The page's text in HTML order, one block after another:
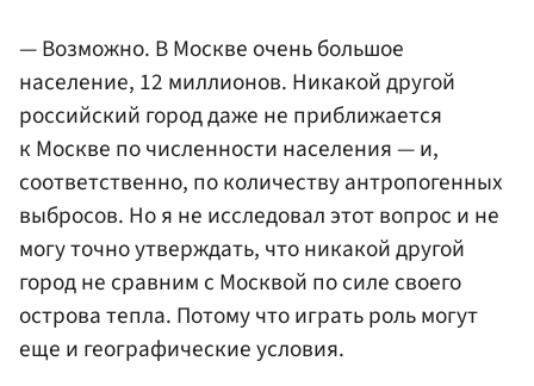
— Возможно. В Москве очень большое
население, 12 миллионов. Никакой другой
российский город даже не приближается
к Москве по численности населения — и,
соответственно, по количеству антропогенных
выбросов. Но я не исследовал этот вопрос и не
могу точно утверждать, что никакой другой
город не сравним с Москвой по силе своего
острова тепла. Потому что играть роль могут
еще и географические условия.